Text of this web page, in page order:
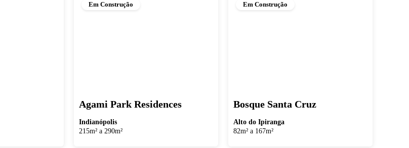
Em Construção
Agami Park Residences
Indianópolis
215m² a 290m²
Em Construção
Bosque Santa Cruz
Alto do Ipiranga
82m² a 167m²